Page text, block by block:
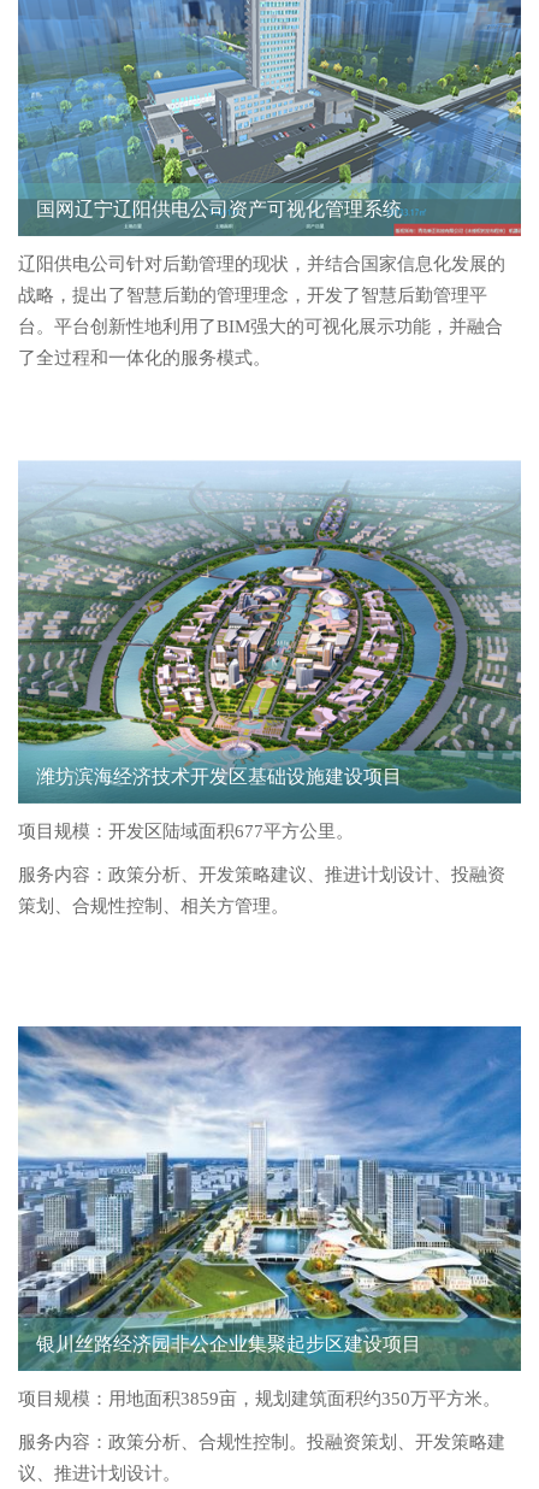
国网辽宁辽阳供电公司资产可视化管理系统
辽阳供电公司针对后勤管理的现状，并结合国家信息化发展的
战略，提出了智慧后勤的管理理念，开发了智慧后勤管理平
台。平台创新性地利用了BIM强大的可视化展示功能，并融合
了全过程和一体化的服务模式。
潍坊滨海经济技术开发区基础设施建设项目
项目规模：开发区陆域面积677平方公里。
服务内容：政策分析、开发策略建议、推进计划设计、投融资
策划、合规性控制、相关方管理。
银川丝路经济园非公企业集聚起步区建设项目
项目规模：用地面积3859亩，规划建筑面积约350万平方米。
服务内容：政策分析、合规性控制。投融资策划、开发策略建
议、推进计划设计。